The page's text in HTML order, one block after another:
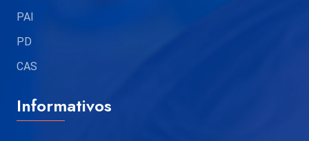
PAI
PD
CAS
Informativos